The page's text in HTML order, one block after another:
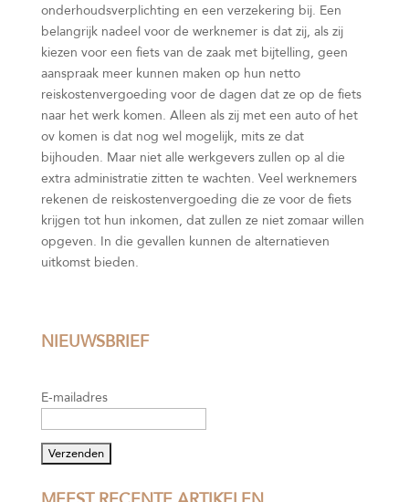
onderhoudsverplichting en een verzekering bij. Een
belangrijk nadeel voor de werknemer is dat zij, als zij
kiezen voor een fiets van de zaak met bijtelling, geen
aanspraak meer kunnen maken op hun netto
reiskostenvergoeding voor de dagen dat ze op de fiets
naar het werk komen. Alleen als zij met een auto of het
ov komen is dat nog wel mogelijk, mits ze dat
bijhouden. Maar niet alle werkgevers zullen op al die
extra administratie zitten te wachten. Veel werknemers
rekenen de reiskostenvergoeding die ze voor de fiets
krijgen tot hun inkomen, dat zullen ze niet zomaar willen
opgeven. In die gevallen kunnen de alternatieven
uitkomst bieden.
NIEUWSBRIEF
E-mailadres